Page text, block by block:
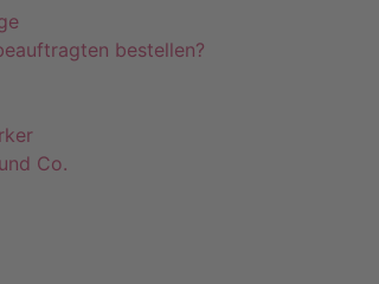
bestellen?
Co.